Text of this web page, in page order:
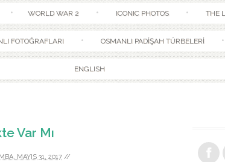
WORLD WAR 2 ICONIC PHOTOS THE
FOTOĞRAFLARI OSMANLI PADİŞAH TÜRBELERİ
ENGLISH
Var Mı
MAYIS 31, 2017//